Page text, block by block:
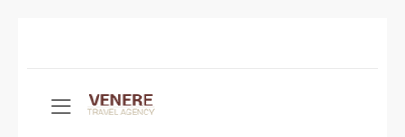
Toggle mobile menu